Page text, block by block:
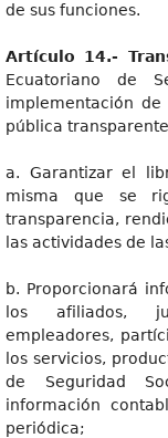
de sus funciones.
Artículo 14.-
Ecuatoriano de
implementación
pública
a. Garantizar el
misma que se
transparencia,
las actividades de
b. Proporcionará
los afiliados,
empleadores,
los servicios,
de Seguridad
información
periódica;